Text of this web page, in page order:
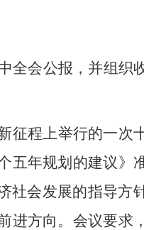
全会公报，并组织
征程上举行的一次
五年规划的建议》
社会发展的指导方
进方向。会议要求